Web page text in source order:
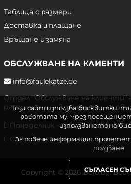
Таблица с размери
Доставка и плащане
Връщане и замяна
ОБСЛУЖВАНЕ НА КЛИЕНТИ
info@faulekatze.de
Отдел "Обслужване на клиенти"
разположение в следните часове:
Понеделник - Петък: 10:00 - 19:00
Събота и Неделя: почивен ден
Copyright © 2026 Bqlo.bg.
Този сайт използва бисквитки,
работата му. Чрез
използването на
За повече информация
ползване.
СЪГЛАСЕН